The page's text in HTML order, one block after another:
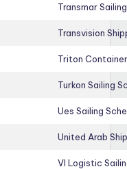
Transmar
Transvision
Triton
Turkon Sailing
Ues Sailing
United Arab
Vl Logistic